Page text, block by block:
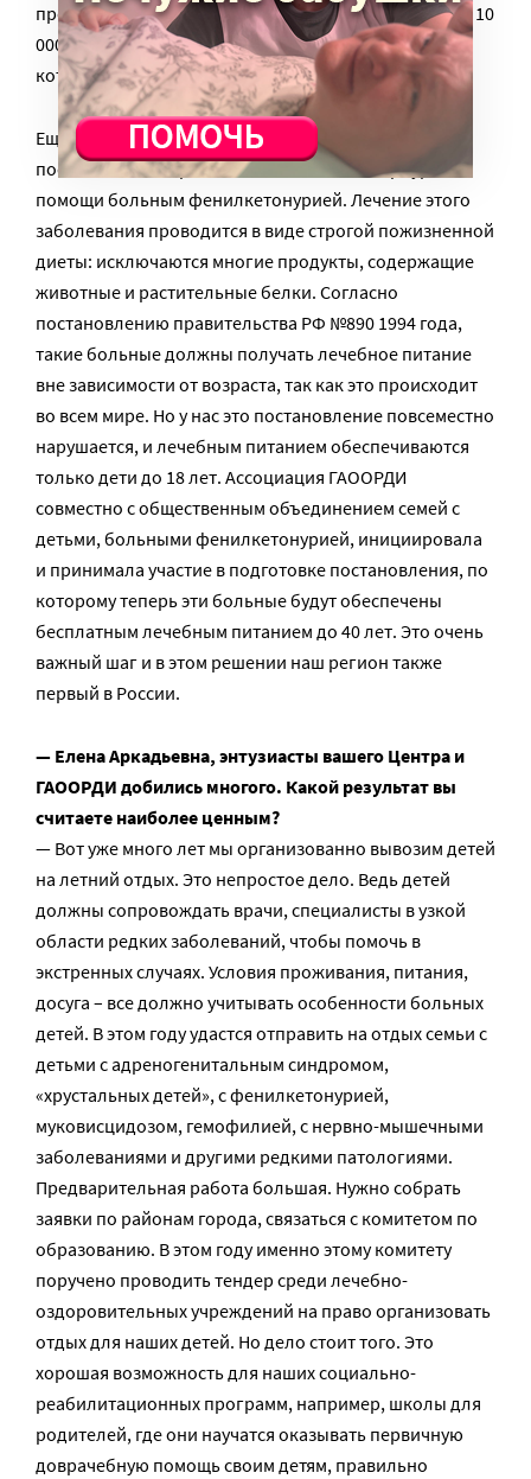
прописана 3-я степень тяжести. Пособие составляет 10
000 рублей в месяц. Наш регион — первый в России,
который так поддерживает матерей-сиделок.
Еще хотела бы отметить принятое недавно
постановление правительства Санкт-Петербурга о
помощи больным фенилкетонурией. Лечение этого
заболевания проводится в виде строгой пожизненной
диеты: исключаются многие продукты, содержащие
животные и растительные белки. Согласно
постановлению правительства РФ №890 1994 года,
такие больные должны получать лечебное питание
вне зависимости от возраста, так как это происходит
во всем мире. Но у нас это постановление повсеместно
нарушается, и лечебным питанием обеспечиваются
только дети до 18 лет. Ассоциация ГАООРДИ
совместно с общественным объединением семей с
детьми, больными фенилкетонурией, инициировала
и принимала участие в подготовке постановления, по
которому теперь эти больные будут обеспечены
бесплатным лечебным питанием до 40 лет. Это очень
важный шаг и в этом решении наш регион также
первый в России.
— Елена Аркадьевна, энтузиасты вашего Центра и
ГАООРДИ добились многого. Какой результат вы
считаете наиболее ценным?
— Вот уже много лет мы организованно вывозим детей
на летний отдых. Это непростое дело. Ведь детей
должны сопровождать врачи, специалисты в узкой
области редких заболеваний, чтобы помочь в
экстренных случаях. Условия проживания, питания,
досуга – все должно учитывать особенности больных
детей. В этом году удастся отправить на отдых семьи с
детьми с адреногенитальным синдромом,
«хрустальных детей», с фенилкетонурией,
муковисцидозом, гемофилией, с нервно-мышечными
заболеваниями и другими редкими патологиями.
Предварительная работа большая. Нужно собрать
заявки по районам города, связаться с комитетом по
образованию. В этом году именно этому комитету
поручено проводить тендер среди лечебно-
оздоровительных учреждений на право организовать
отдых для наших детей. Но дело стоит того. Это
хорошая возможность для наших социально-
реабилитационных программ, например, школы для
родителей, где они научатся оказывать первичную
доврачебную помощь своим детям, правильно